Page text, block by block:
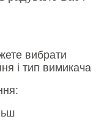
вибрати
і тип вимикача